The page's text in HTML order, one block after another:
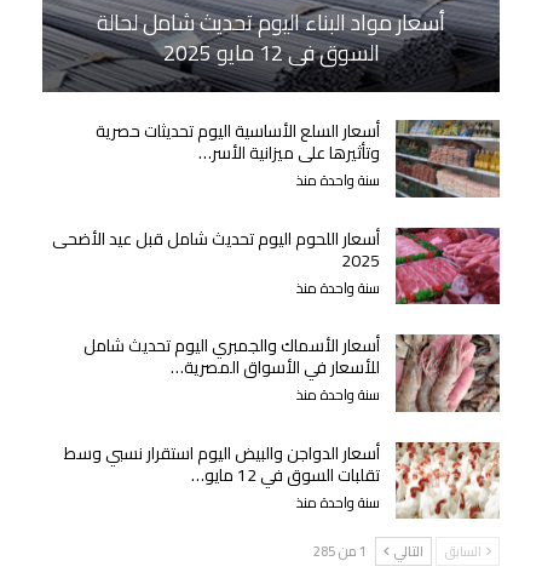
أسعار مواد البناء اليوم تحديث شامل لحالة
السوق في 12 مايو 2025
أسعار السلع الأساسية اليوم تحديثات حصرية
وتأثيرها على ميزانية الأسر…
سنة واحدة منذ
أسعار اللحوم اليوم تحديث شامل قبل عيد الأضحى
2025
سنة واحدة منذ
أسعار الأسماك والجمبري اليوم تحديث شامل
للأسعار في الأسواق المصرية…
سنة واحدة منذ
أسعار الدواجن والبيض اليوم استقرار نسبي وسط
تقلبات السوق في 12 مايو…
سنة واحدة منذ
السابق التالي 1 من 285